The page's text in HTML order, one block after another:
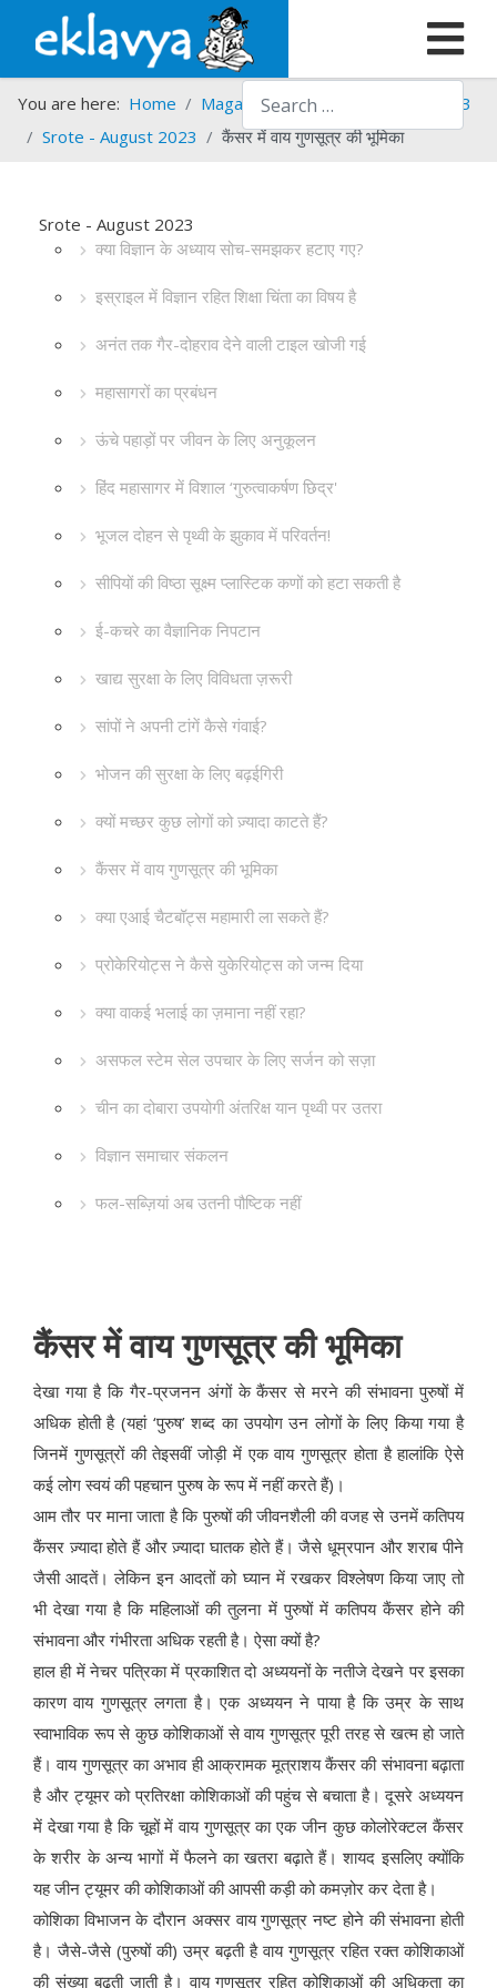
Search
You are here: Home Magazines Srote
Srote - 2023
Srote - August 2023
कैंसर में वाय गुणसूत्र की भूमिका
Srote - August 2023
क्या विज्ञान के अध्याय सोच-समझकर हटाए गए?
इस्राइल में विज्ञान रहित शिक्षा चिंता का विषय है
अनंत तक गैर-दोहराव देने वाली टाइल खोजी गई
महासागरों का प्रबंधन
ऊंचे पहाड़ों पर जीवन के लिए अनुकूलन
हिंद महासागर में विशाल ‘गुरुत्वाकर्षण छिद्र'
भूजल दोहन से पृथ्वी के झुकाव में परिवर्तन!
सीपियों की विष्ठा सूक्ष्म प्लास्टिक कणों को हटा सकती है
ई-कचरे का वैज्ञानिक निपटान
खाद्य सुरक्षा के लिए विविधता ज़रूरी
सांपों ने अपनी टांगें कैसे गंवाई?
भोजन की सुरक्षा के लिए बढ़ईगिरी
क्यों मच्छर कुछ लोगों को ज़्यादा काटते हैं?
कैंसर में वाय गुणसूत्र की भूमिका
क्या एआई चैटबॉट्स महामारी ला सकते हैं?
प्रोकेरियोट्स ने कैसे युकेरियोट्स को जन्म दिया
क्या वाकई भलाई का ज़माना नहीं रहा?
असफल स्टेम सेल उपचार के लिए सर्जन को सज़ा
चीन का दोबारा उपयोगी अंतरिक्ष यान पृथ्वी पर उतरा
विज्ञान समाचार संकलन
फल-सब्ज़ियां अब उतनी पौष्टिक नहीं
कैंसर में वाय गुणसूत्र की भूमिका
देखा गया है कि गैर-प्रजनन अंगों के कैंसर से मरने की संभावना पुरुषों में
अधिक होती है (यहां ‘पुरुष’ शब्द का उपयोग उन लोगों के लिए किया गया है
जिनमें गुणसूत्रों की तेइसवीं जोड़ी में एक वाय गुणसूत्र होता है हालांकि ऐसे
कई लोग स्वयं की पहचान पुरुष के रूप में नहीं करते हैं)।
आम तौर पर माना जाता है कि पुरुषों की जीवनशैली की वजह से उनमें कतिपय
कैंसर ज़्यादा होते हैं और ज़्यादा घातक होते हैं। जैसे धूम्रपान और शराब पीने
जैसी आदतें। लेकिन इन आदतों को घ्यान में रखकर विश्लेषण किया जाए तो
भी देखा गया है कि महिलाओं की तुलना में पुरुषों में कतिपय कैंसर होने की
संभावना और गंभीरता अधिक रहती है। ऐसा क्यों है?
हाल ही में नेचर पत्रिका में प्रकाशित दो अध्ययनों के नतीजे देखने पर इसका
कारण वाय गुणसूत्र लगता है। एक अध्ययन ने पाया है कि उम्र के साथ
स्वाभाविक रूप से कुछ कोशिकाओं से वाय गुणसूत्र पूरी तरह से खत्म हो जाते
हैं। वाय गुणसूत्र का अभाव ही आक्रामक मूत्राशय कैंसर की संभावना बढ़ाता
है और ट्यूमर को प्रतिरक्षा कोशिकाओं की पहुंच से बचाता है। दूसरे अध्ययन
में देखा गया है कि चूहों में वाय गुणसूत्र का एक जीन कुछ कोलोरेक्टल कैंसर
के शरीर के अन्य भागों में फैलने का खतरा बढ़ाते हैं। शायद इसलिए क्योंकि
यह जीन ट्यूमर की कोशिकाओं की आपसी कड़ी को कमज़ोर कर देता है।
कोशिका विभाजन के दौरान अक्सर वाय गुणसूत्र नष्ट होने की संभावना होती
है। जैसे-जैसे (पुरुषों की) उम्र बढ़ती है वाय गुणसूत्र रहित रक्त कोशिकाओं
की संख्या बढ़ती जाती है। वाय गुणसूत्र रहित कोशिकाओं की अधिकता का